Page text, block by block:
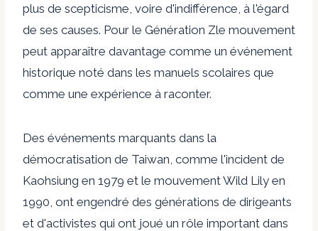
plus de scepticisme, voire d'indifférence, à l'égard
de ses causes. Pour le Génération Zle mouvement
peut apparaître davantage comme un événement
historique noté dans les manuels scolaires que
comme une expérience à raconter.
Des événements marquants dans la
démocratisation de Taiwan, comme l'incident de
Kaohsiung en 1979 et le mouvement Wild Lily en
1990, ont engendré des générations de dirigeants
et d'activistes qui ont joué un rôle important dans